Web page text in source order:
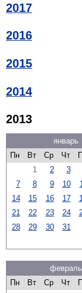
2017
2016
2015
2014
2013
январь
Пн
Вт Ср Чт
1
2 3
7
8 9 10
14
15 16 17
21
22 23 24
28
29 30 31
февраль
Пн
Вт Ср Чт